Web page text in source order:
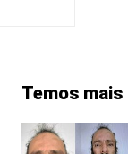
Temos mais